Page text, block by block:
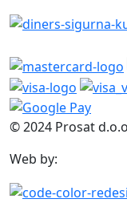
© 2024 Prosat
Web by: